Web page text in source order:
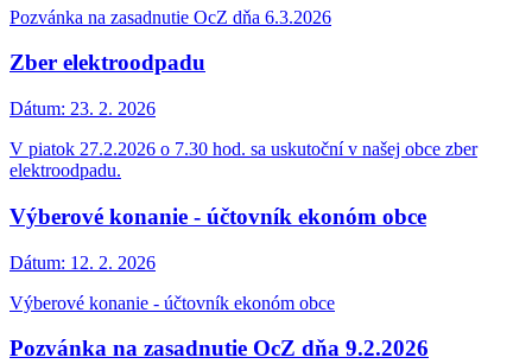
Pozvánka na zasadnutie OcZ dňa 6.3.2026
Zber elektroodpadu
Dátum: 23. 2. 2026
V piatok 27.2.2026 o 7.30 hod. sa uskutoční v našej obce zber
elektroodpadu.
Výberové konanie - účtovník ekonóm obce
Dátum: 12. 2. 2026
Výberové konanie - účtovník ekonóm obce
Pozvánka na zasadnutie OcZ dňa 9.2.2026